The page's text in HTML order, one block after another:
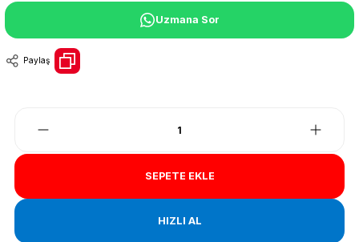
Uzmana Sor
Paylaş
SEPETE EKLE
HIZLI AL